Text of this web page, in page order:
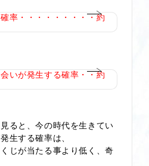
率・・・・・・・・・約
いが発生する確率・・約
ると、今の時代を生きてい
生する確率は、
じが当たる事より低く、奇